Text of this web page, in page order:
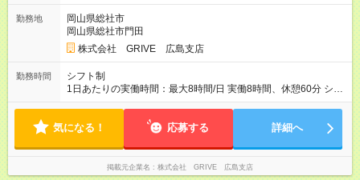
勤務地
岡山県総社市
岡山県総社市門田
株式会社 GRIVE 広島支店
勤務時間
シフト制
1日あたりの実働時間：最大8時間/日 実働8時間、休憩60分 シフ
ト例 10：00~19：00 11：00~20：00 シフトに準ずる形となり
気になる！ 応募する 詳細へ
掲載元企業名 株式会社 GRIVE 広島支店